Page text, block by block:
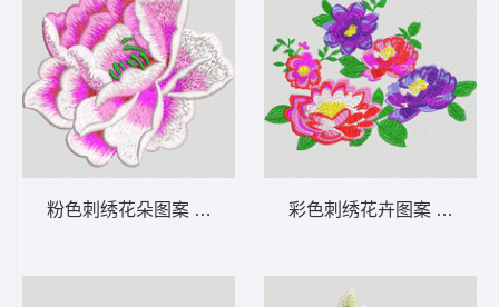
粉色刺绣花朵图案 靓花朵 彩色刺绣花卉图案 靓花